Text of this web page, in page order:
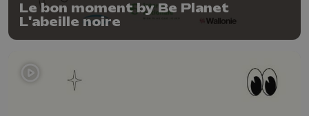
Le bon moment by Be Planet
L'abeille noire